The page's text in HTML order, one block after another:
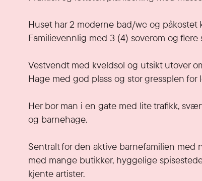
Huset har 2 moderne bad/wc og påkostet
Familievennlig med 3 (4) soverom og flere
Vestvendt med kveldsol og utsikt utover
Hage med god plass og stor gressplen for
Her bor man i en gate med lite trafikk,
og barnehage.
Sentralt for den aktive barnefamilien
med mange butikker, hyggelige
kjente artister.